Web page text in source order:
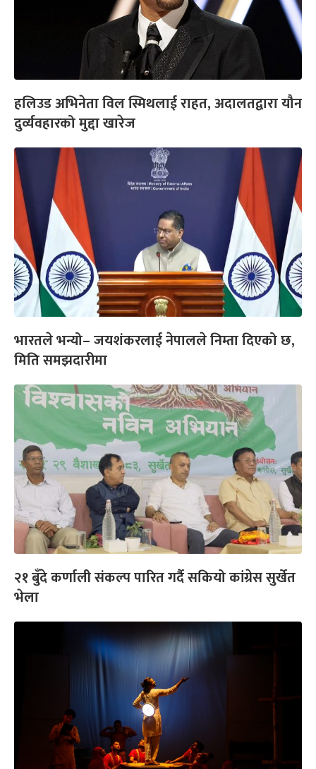
हलिउड अभिनेता विल स्मिथलाई राहत, अदालतद्वारा यौन
दुर्व्यवहारको मुद्दा खारेज
भारतले भन्यो– जयशंकरलाई नेपालले निम्ता दिएको छ,
मिति समझदारीमा
२१ बुँदे कर्णाली संकल्प पारित गर्दै सकियो कांग्रेस सुर्खेत
भेला